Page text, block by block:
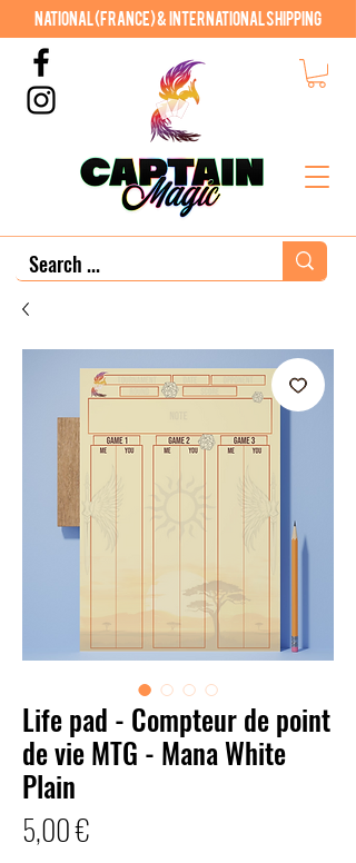
National (France) & International shipping
Life pad - Compteur de point
de vie MTG - Mana White
Plain
5,00 €